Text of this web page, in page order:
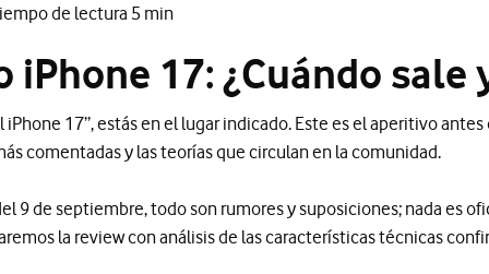
de lectura 5 min
17: ¿Cuándo sale
iPhone 17”, estás en el lugar indicado. Este es el aperitivo
comentadas y las teorías que circulan en la comunidad.
9 de septiembre, todo son rumores y suposiciones; nada es
la review con análisis de las características técnicas